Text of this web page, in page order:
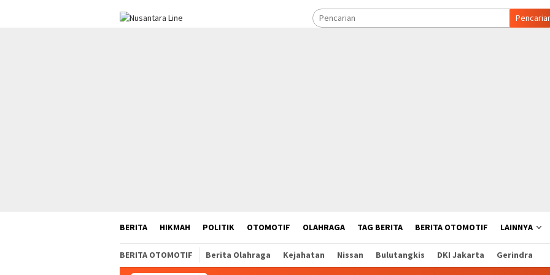
BERITA HIKMAH POLITIK OTOMOTIF OLAHRAGA TAG BERITA BERITA OTOMOTIF LAINNYA
BERITA OTOMOTIF Berita Olahraga Kejahatan Nissan Bulutangkis DKI Jakarta Gerindra